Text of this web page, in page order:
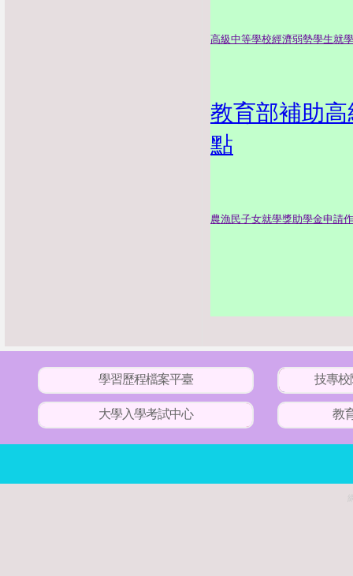
高級中等學校經濟弱勢學生就
教育部補助
點
農漁民子女就學獎助學金申請
學習歷程檔案平臺 技專校
大學入學考試中心 教